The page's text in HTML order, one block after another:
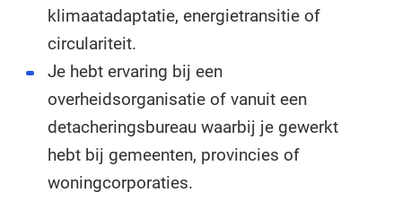
klimaatadaptatie, energietransitie of
circulariteit.
Je hebt ervaring bij een
overheidsorganisatie of vanuit een
detacheringsbureau waarbij je gewerkt
hebt bij gemeenten, provincies of
woningcorporaties.